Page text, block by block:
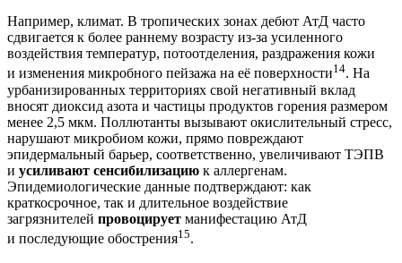
Например, климат. В тропических зонах дебют АтД часто
сдвигается к более раннему возрасту из-за усиленного
воздействия температур, потоотделения, раздражения кожи
и изменения микробного пейзажа на её поверхности14. На
урбанизированных территориях свой негативный вклад
вносят диоксид азота и частицы продуктов горения размером
менее 2,5 мкм. Поллютанты вызывают окислительный стресс,
нарушают микробиом кожи, прямо повреждают
эпидермальный барьер, соответственно, увеличивают ТЭПВ
и усиливают сенсибилизацию к аллергенам.
Эпидемиологические данные подтверждают: как
краткосрочное, так и длительное воздействие
загрязнителей провоцирует манифестацию АтД
и последующие обострения15.